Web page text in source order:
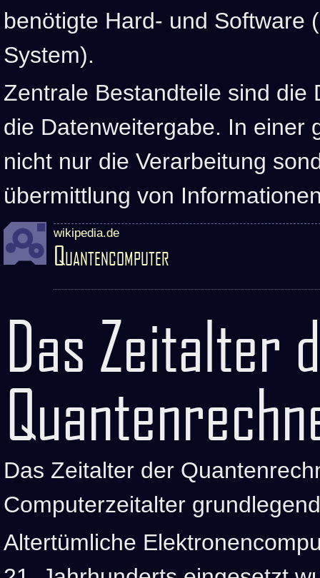
benötigte Hard- und Software
System).
Zentrale Bestandteile sind die
die Datenweitergabe. In einer
nicht nur die Verarbeitung
übermittlung von
wikipedia.de
Quantencomputer
Das Zeitalter
Das Zeitalter der
Computerzeitalter
Altertümliche